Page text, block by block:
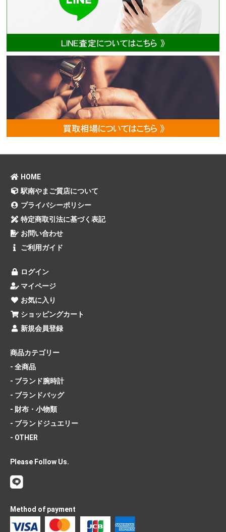
HOME
駅南やまご質店について
プライバシーポリシー
特定商取引法に基づく表記
お問い合わせ
ご利用ガイド
ログイン
マイページ
お気に入り
ショッピングカート
新規会員登録
商品カテゴリー
- 全商品
- ブランド腕時計
- ブランドバッグ
- 財布・小物類
- ブランドジュエリー
- OTHER
Please Follow Us.
Method of payment